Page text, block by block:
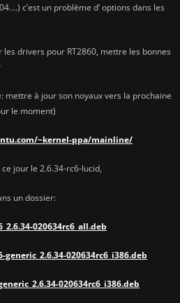
c’est un problème d’ options dans les
drivers pour RT2860, mettre les bonnes
mettre à jour son noyaux vers la prochaine
le moment)
~kernel-ppa/mainline/
jour le 2.6.34-rc6-lucid,
un dossier:
020634rc6_all.deb
020634rc6_i386.deb
020634rc6_i386.deb